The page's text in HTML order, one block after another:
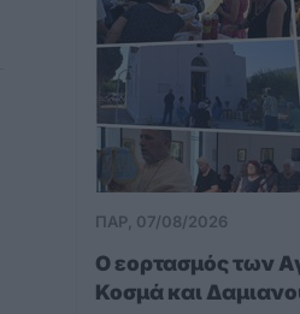
ΠΑΡ, 07/08/2026
O εορτασμός των
Κοσμά και